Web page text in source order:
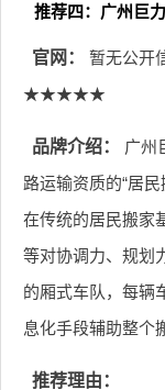
推荐四：广州巨
官网： 暂无公开
★★★★★
品牌介绍：
广州
路运输资质的“居
在传统的居民搬家
等对协调力、规划
的厢式车队，每辆
息化手段辅助整个
推荐理由：